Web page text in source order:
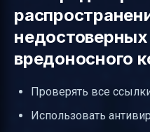
недостоверных
вредоносного
Проверять все
Использовать